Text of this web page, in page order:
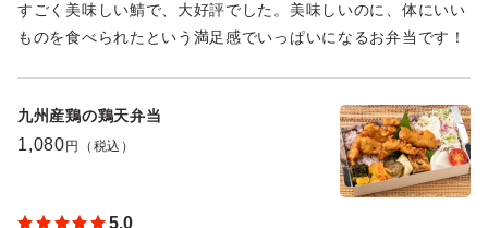
すごく美味しい鯖で、大好評でした。美味しいのに、体にいい
ものを食べられたという満足感でいっぱいになるお弁当です！
九州産鶏の鶏天弁当
1,080 円（税込）
5.0